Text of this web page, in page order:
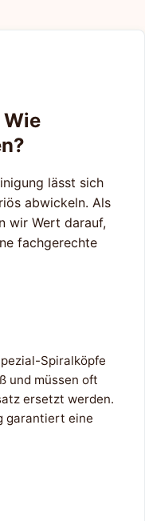
lässt sich
abwickeln. Als
wir Wert darauf,
fachgerechte
Spiralköpfe
und müssen oft
ersetzt werden.
garantiert eine